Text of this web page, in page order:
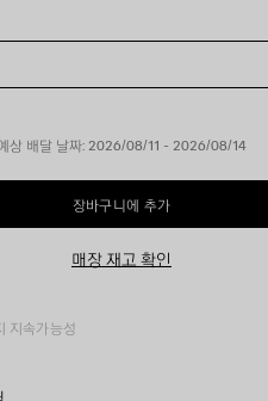
상 배달 날짜: 2026/08/11 - 2026/08/14
장
바
니
장바구니에 추가
사
이
를
매장 재고 확인
지속가능성